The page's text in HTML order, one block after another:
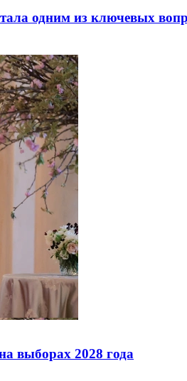
одним из ключевых
выборах 2028 года